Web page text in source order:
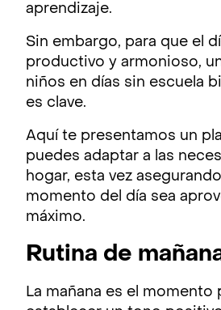
aprendizaje.
Sin embargo, para que el
productivo y armonioso,
niños en días sin escuela
es clave.
Aquí te presentamos un
puedes adaptar a las
hogar, esta vez
momento del día sea
máximo.
Rutina de
La mañana es el momento